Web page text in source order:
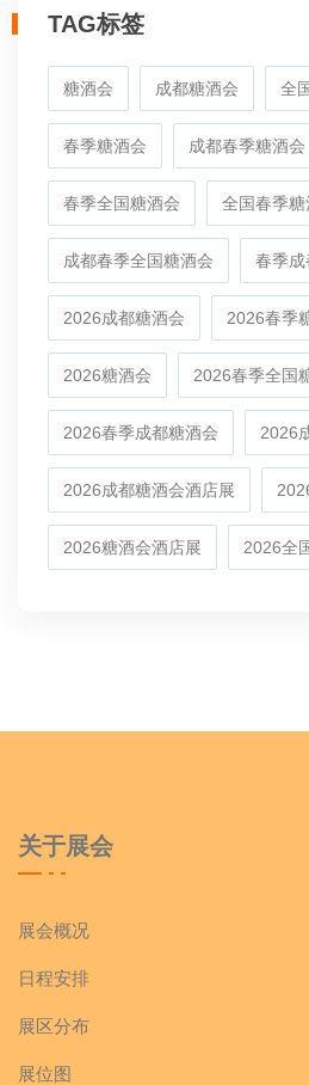
TAG标签
糖酒会 成都糖酒会 全
春季糖酒会 成都春季糖酒会
春季全国糖酒会 全国春季糖
成都春季全国糖酒会 春季成
2026成都糖酒会 2026春季
2026糖酒会 2026春季全国
2026春季成都糖酒会 2026
2026成都糖酒会酒店展
2026糖酒会酒店展 2026全
关于展会
展会概况
日程安排
展区分布
展位图